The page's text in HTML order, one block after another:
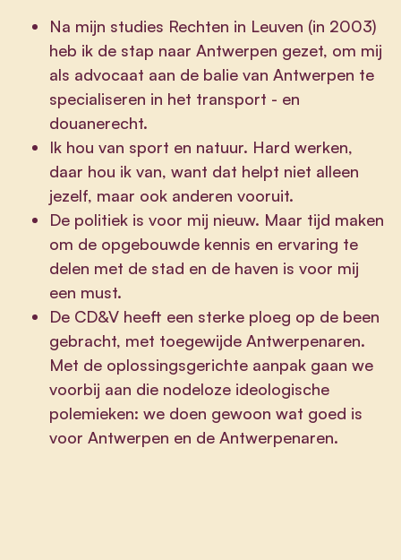
Na mijn studies Rechten in Leuven (in 2003)
heb ik de stap naar Antwerpen gezet, om mij
als advocaat aan de balie van Antwerpen te
specialiseren in het transport - en
douanerecht.
Ik hou van sport en natuur. Hard werken,
daar hou ik van, want dat helpt niet alleen
jezelf, maar ook anderen vooruit.
De politiek is voor mij nieuw. Maar tijd maken
om de opgebouwde kennis en ervaring te
delen met de stad en de haven is voor mij
een must.
De CD&V heeft een sterke ploeg op de been
gebracht, met toegewijde Antwerpenaren.
Met de oplossingsgerichte aanpak gaan we
voorbij aan die nodeloze ideologische
polemieken: we doen gewoon wat goed is
voor Antwerpen en de Antwerpenaren.